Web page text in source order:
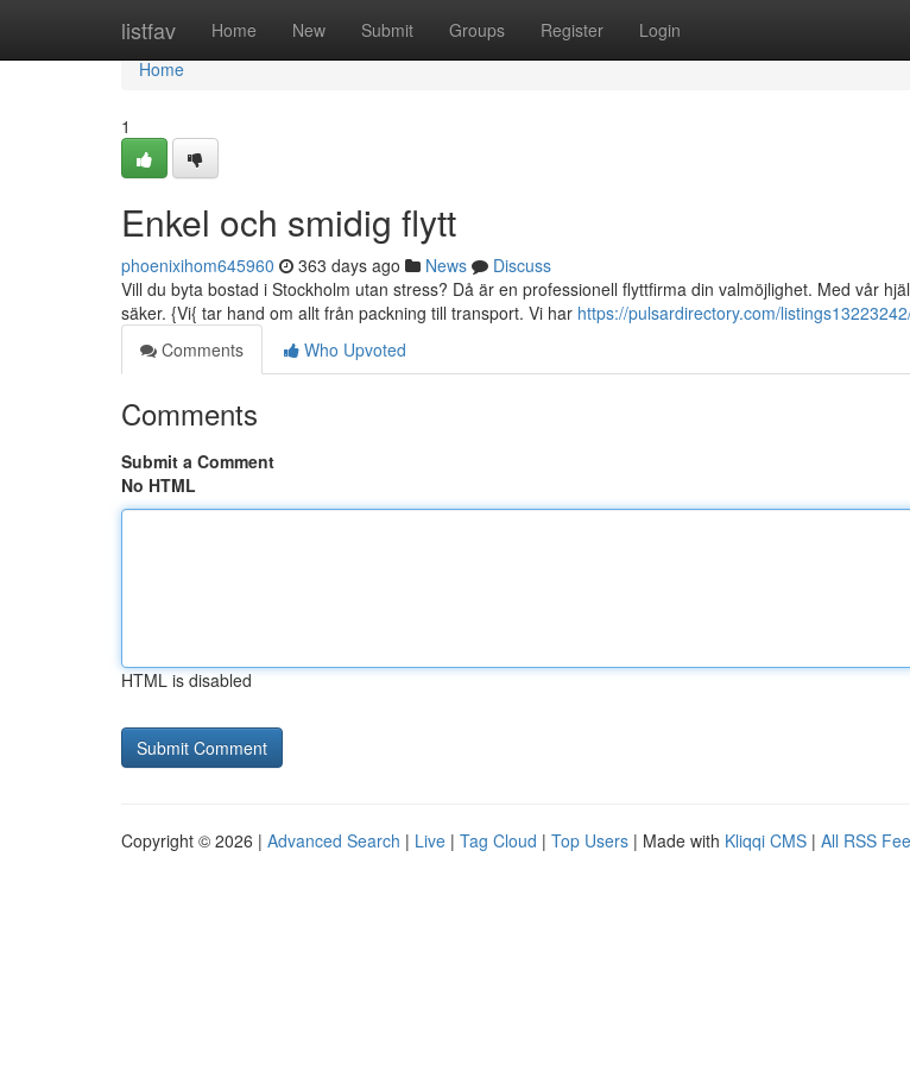
listfav Home New Submit Groups Register Login
Home
Home
1
Enkel och smidig flytt
phoenixihom645960 363 days ago News
Discuss
Vill du byta bostad i Stockholm utan stress? Då är en professionell flyttfirma din valmöjlighet. Med vår
säker. {Vi{ tar hand om allt från packning till transport. Vi har https://pulsardirectory.com/
Comments
Who Upvoted
Comments
Submit a Comment
No HTML
HTML is disabled
Copyright © 2026 | Advanced Search | Live | Tag Cloud | Top Users | Made with Kliqqi CMS | All RSS